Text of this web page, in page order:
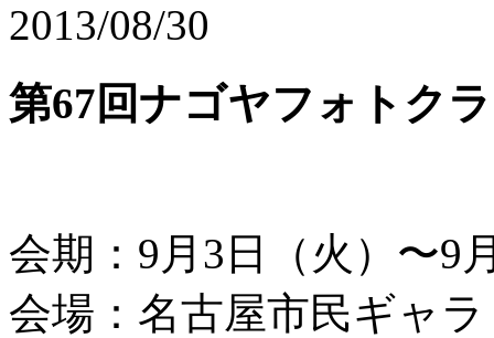
2013/08/30
第67回ナゴヤフォトク
会期：9月3日（火）〜9
会場：名古屋市民ギャ